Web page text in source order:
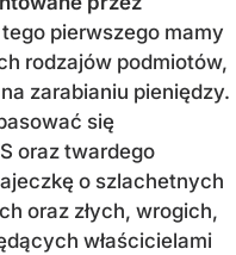
tego pierwszego mamy
rodzajów podmiotów,
zarabianiu pieniędzy.
się
oraz twardego
o szlachetnych
oraz złych, wrogich,
właścicielami